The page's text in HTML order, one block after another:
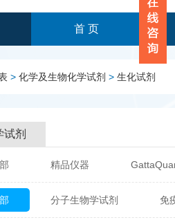
首 页
> 化学及生物化学试剂 > 生化试剂
试剂
精品仪器
Biochem Sterlitech
分子生物学试剂 免